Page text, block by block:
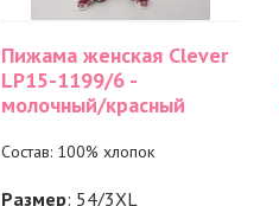
Пижама женская Clever
LP15-1199/6 -
молочный/красный
Состав: 100% хлопок
Размер: 54/3XL